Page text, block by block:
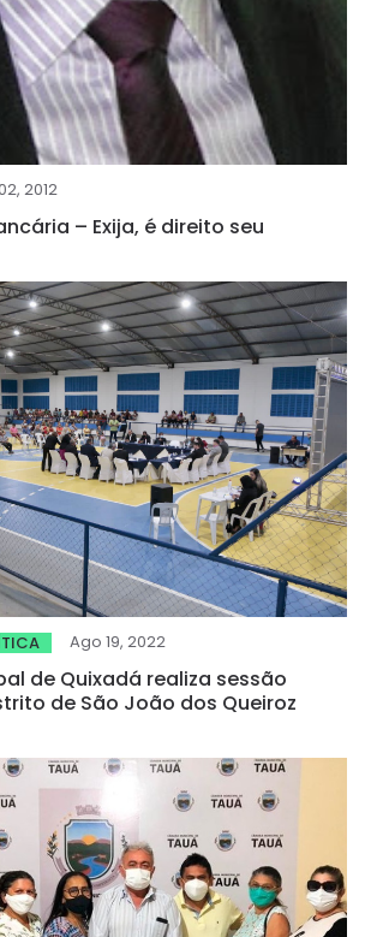
2012
– Exija, é direito seu
Ago 19, 2022
de Quixadá realiza sessão
de São João dos Queiroz